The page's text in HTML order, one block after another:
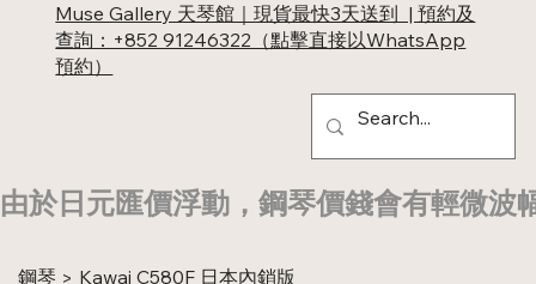
Muse Gallery 天琴館｜現貨最快3天送到 | 預約及
查詢：+852 91246322（點擊直接以WhatsApp
預約）
由於日元匯價浮動，鋼琴價錢會有輕微波
鋼琴 > Kawai C580F 日本內銷版